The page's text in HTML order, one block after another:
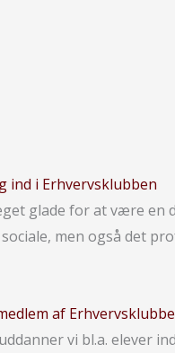
ind i Erhvervsklubben
glade for at være en
men også det
af
vi bl.a.